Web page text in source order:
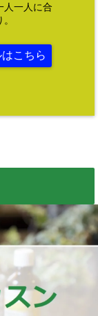
人一人に合
こちら